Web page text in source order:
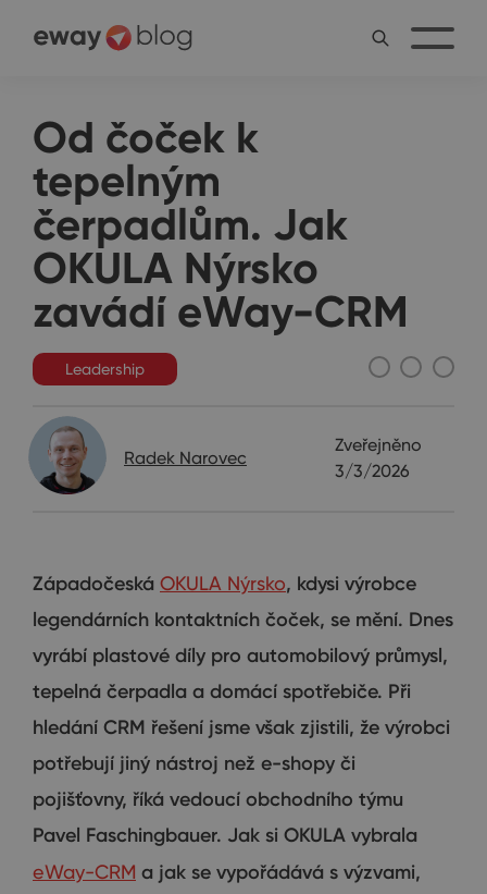
Od čoček k
tepelným
čerpadlům. Jak
OKULA Nýrsko
zavádí eWay-CRM
Leadership
Radek Narovec
Zveřejněno
3/3/2026
Západočeská OKULA Nýrsko, kdysi výrobce
legendárních kontaktních čoček, se mění. Dnes
vyrábí plastové díly pro automobilový průmysl,
tepelná čerpadla a domácí spotřebiče. Při
hledání CRM řešení jsme však zjistili, že výrobci
potřebují jiný nástroj než e-shopy či
pojišťovny, říká vedoucí obchodního týmu
Pavel Faschingbauer. Jak si OKULA vybrala
eWay-CRM a jak se vypořádává s výzvami,